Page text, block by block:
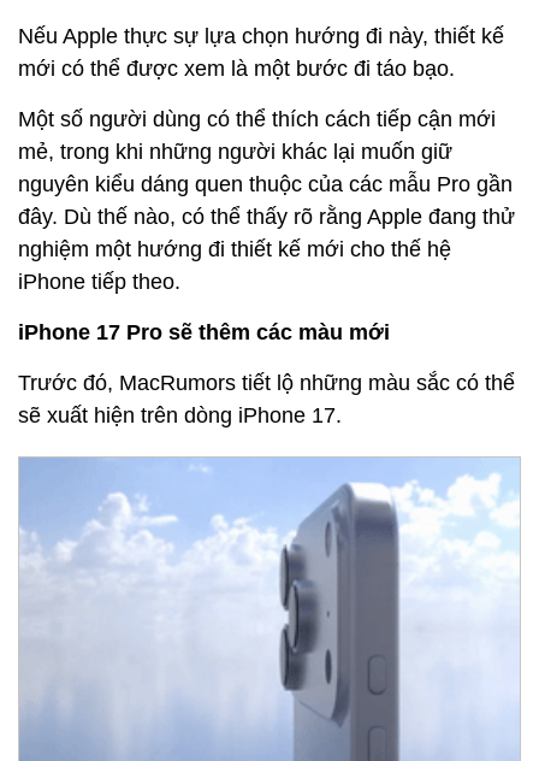
Nếu Apple thực sự lựa chọn hướng đi này, thiết kế
mới có thể được xem là một bước đi táo bạo.
Một số người dùng có thể thích cách tiếp cận mới
mẻ, trong khi những người khác lại muốn giữ
nguyên kiểu dáng quen thuộc của các mẫu Pro gần
đây. Dù thế nào, có thể thấy rõ rằng Apple đang thử
nghiệm một hướng đi thiết kế mới cho thế hệ
iPhone tiếp theo.
iPhone 17 Pro sẽ thêm các màu mới
Trước đó, MacRumors tiết lộ những màu sắc có thể
sẽ xuất hiện trên dòng iPhone 17.